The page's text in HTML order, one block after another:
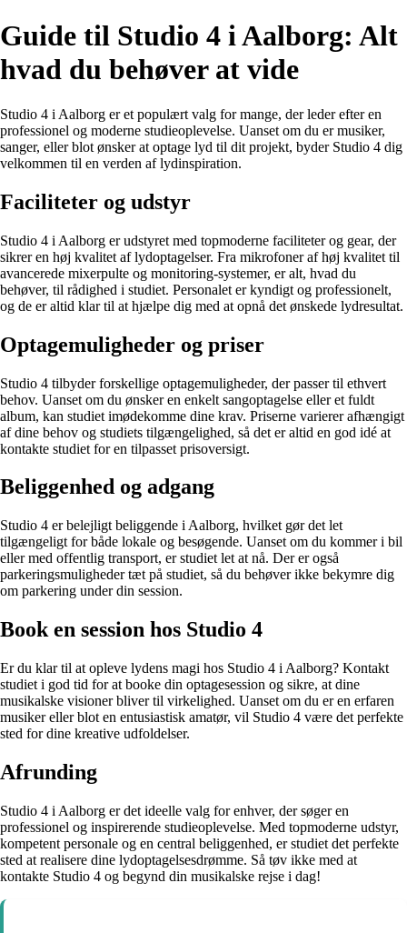
Guide til Studio 4 i Aalborg: Alt
hvad du behøver at vide
Studio 4 i Aalborg er et populært valg for mange, der leder efter en
professionel og moderne studieoplevelse. Uanset om du er musiker,
sanger, eller blot ønsker at optage lyd til dit projekt, byder Studio 4 dig
velkommen til en verden af lydinspiration.
Faciliteter og udstyr
Studio 4 i Aalborg er udstyret med topmoderne faciliteter og gear, der
sikrer en høj kvalitet af lydoptagelser. Fra mikrofoner af høj kvalitet til
avancerede mixerpulte og monitoring-systemer, er alt, hvad du
behøver, til rådighed i studiet. Personalet er kyndigt og professionelt,
og de er altid klar til at hjælpe dig med at opnå det ønskede lydresultat.
Optagemuligheder og priser
Studio 4 tilbyder forskellige optagemuligheder, der passer til ethvert
behov. Uanset om du ønsker en enkelt sangoptagelse eller et fuldt
album, kan studiet imødekomme dine krav. Priserne varierer afhængigt
af dine behov og studiets tilgængelighed, så det er altid en god idé at
kontakte studiet for en tilpasset prisoversigt.
Beliggenhed og adgang
Studio 4 er belejligt beliggende i Aalborg, hvilket gør det let
tilgængeligt for både lokale og besøgende. Uanset om du kommer i bil
eller med offentlig transport, er studiet let at nå. Der er også
parkeringsmuligheder tæt på studiet, så du behøver ikke bekymre dig
om parkering under din session.
Book en session hos Studio 4
Er du klar til at opleve lydens magi hos Studio 4 i Aalborg? Kontakt
studiet i god tid for at booke din optagesession og sikre, at dine
musikalske visioner bliver til virkelighed. Uanset om du er en erfaren
musiker eller blot en entusiastisk amatør, vil Studio 4 være det perfekte
sted for dine kreative udfoldelser.
Afrunding
Studio 4 i Aalborg er det ideelle valg for enhver, der søger en
professionel og inspirerende studieoplevelse. Med topmoderne udstyr,
kompetent personale og en central beliggenhed, er studiet det perfekte
sted at realisere dine lydoptagelsesdrømme. Så tøv ikke med at
kontakte Studio 4 og begynd din musikalske rejse i dag!